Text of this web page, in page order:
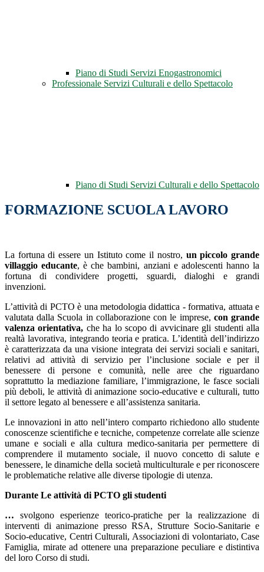
Piano di Studi Servizi Enogastronomici
Professionale Servizi Culturali e dello Spettacolo
Piano di Studi Servizi Culturali e dello Spettacolo
FORMAZIONE SCUOLA LAVORO
La fortuna di essere un Istituto come il nostro, un piccolo grande
villaggio educante, è che bambini, anziani e adolescenti hanno la
fortuna di condividere progetti, sguardi, dialoghi e grandi
invenzioni.
L’attività di PCTO è una metodologia didattica - formativa, attuata e
valutata dalla Scuola in collaborazione con le imprese, con grande
valenza orientativa, che ha lo scopo di avvicinare gli studenti alla
realtà lavorativa, integrando teoria e pratica. L’identità dell’indirizzo
è caratterizzata da una visione integrata dei servizi sociali e sanitari,
relativi ad attività di servizio per l’inclusione sociale e per il
benessere di persone e comunità, nelle aree che riguardano
soprattutto la mediazione familiare, l’immigrazione, le fasce sociali
più deboli, le attività di animazione socio-educative e culturali, tutto
il settore legato al benessere e all’assistenza sanitaria.
Le innovazioni in atto nell’intero comparto richiedono allo studente
conoscenze scientifiche e tecniche, competenze correlate alle scienze
umane e sociali e alla cultura medico-sanitaria per permettere di
comprendere il mutamento sociale, il nuovo concetto di salute e
benessere, le dinamiche della società multiculturale e per riconoscere
le problematiche relative alle diverse tipologie di utenza.
Durante Le attività di PCTO gli studenti
… svolgono esperienze teorico-pratiche per la realizzazione di
interventi di animazione presso RSA, Strutture Socio-Sanitarie e
Socio-educative, Centri Culturali, Associazioni di volontariato, Case
Famiglia, mirate ad ottenere una preparazione peculiare e distintiva
del loro Corso di studi.